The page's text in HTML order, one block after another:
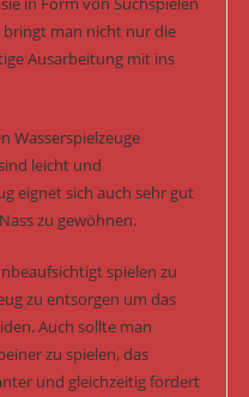
man nicht nur die
Ausarbeitung mit ins
Wasserspielzeuge
leicht und
eignet sich auch sehr gut
zu gewöhnen.
spielen zu
zu entsorgen um das
Auch sollte man
zu spielen, das
und gleichzeitig fördert